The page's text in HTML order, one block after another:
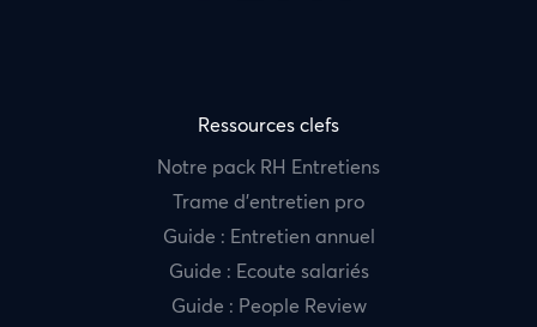
Ressources clefs
Notre pack RH Entretiens
Trame d’entretien pro
Guide : Entretien annuel
Guide : Ecoute salariés
Guide : People Review